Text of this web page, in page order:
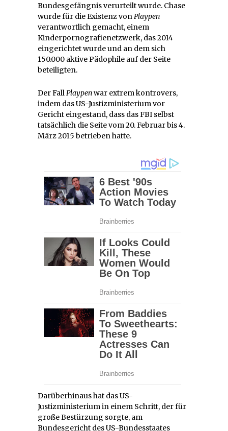
Bundesgefängnis verurteilt wurde. Chase
wurde für die Existenz vonPlaypen
verantwortlich gemacht, einem
Kinderpornografienetzwerk, das 2014
eingerichtet wurde und an dem sich
150.000 aktive Pädophile auf der Seite
beteiligten.
Der FallPlaypenwar extrem kontrovers,
indem das US-Justizministerium vor
Gericht eingestand, dass das FBI selbst
tatsächlich die Seite vom 20. Februar bis 4.
März 2015 betrieben hatte.
Darüberhinaus hat das US-
Justizministerium in einem Schritt, der für
große Bestürzung sorgte, am
Bundesgericht des US-Bundesstaates